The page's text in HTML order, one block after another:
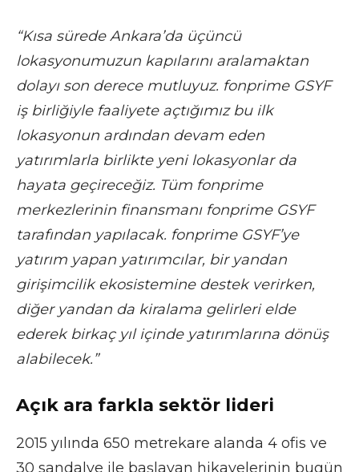
“Kısa sürede Ankara’da üçüncü
lokasyonumuzun kapılarını aralamaktan
dolayı son derece mutluyuz. fonprime GSYF
iş birliğiyle faaliyete açtığımız bu ilk
lokasyonun ardından devam eden
yatırımlarla birlikte yeni lokasyonlar da
hayata geçireceğiz. Tüm fonprime
merkezlerinin finansmanı fonprime GSYF
tarafından yapılacak. fonprime GSYF’ye
yatırım yapan yatırımcılar, bir yandan
girişimcilik ekosistemine destek verirken,
diğer yandan da kiralama gelirleri elde
ederek birkaç yıl içinde yatırımlarına dönüş
alabilecek.”
Açık ara farkla sektör lideri
2015 yılında 650 metrekare alanda 4 ofis ve
30 sandalye ile başlayan hikayelerinin bugün